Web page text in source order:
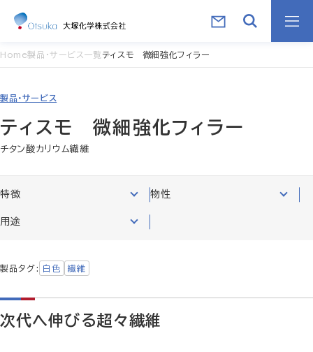
Home製品・サービス一覧ティスモ 微細強化フィラー
製品・サービス
ティスモ 微細強化フィラー
チタン酸カリウム繊維
特徴 物性
用途
製品タグ 白色 繊維
次代へ伸びる超々繊維